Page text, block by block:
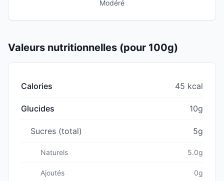
Modéré
Valeurs nutritionnelles (pour 100g)
Calories 45 kcal
Glucides 10g
Sucres (total) 5g
Naturels 5.0g
Ajoutés 0g